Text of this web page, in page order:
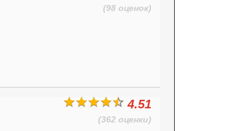
(98 оценок)
4.51
(362 оценки)